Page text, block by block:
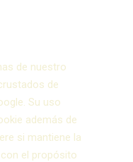
de nuestro
de
Su uso
además de
si mantiene la
el propósito